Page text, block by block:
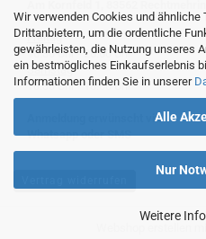
Wir verwenden Cookies und ähnliche
Drittanbietern, um die ordentliche
gewährleisten, die Nutzung unseres
ein bestmögliches Einkaufserlebnis
Informationen finden Sie in unserer
Alle
Nur
Weitere
Freitag
16:30 Uhr - 20:00 Uhr
Samstag
10:30 Uhr - 13:00 Uhr
Anmeldung erwünscht via
Whatsapp oder SMS